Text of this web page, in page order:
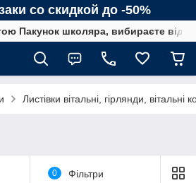
со скидкой до -50%
Пакунок школяра, вибираєте від
Листівки вітальні, гірлянди,
0 Фільтри